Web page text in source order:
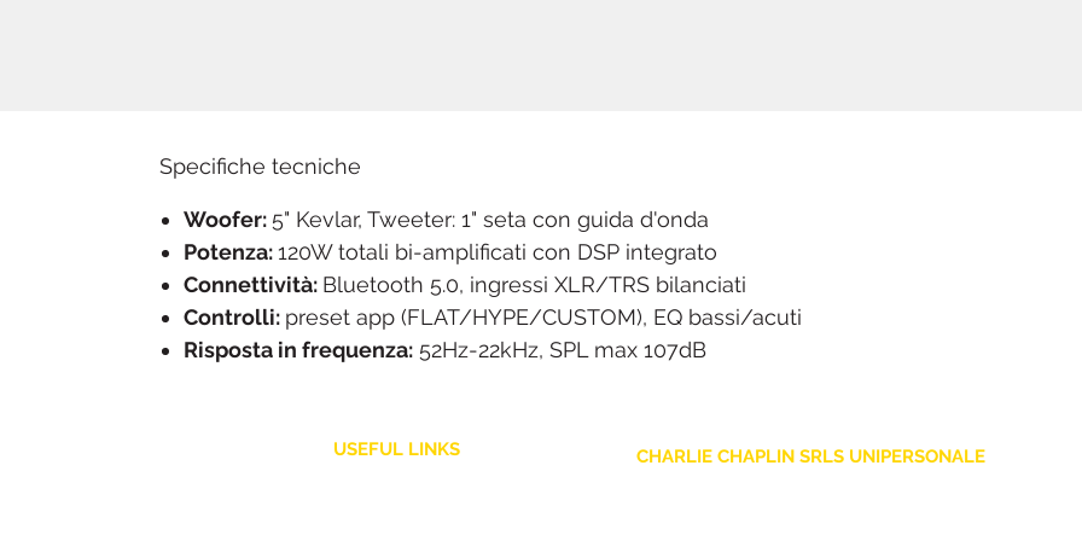
Specifiche tecniche
Woofer: 5" Kevlar, Tweeter: 1" seta con guida d'onda
Potenza: 120W totali bi-amplificati con DSP integrato
Connettività: Bluetooth 5.0, ingressi XLR/TRS bilanciati
Controlli: preset app (FLAT/HYPE/CUSTOM), EQ bassi/acuti
Risposta in frequenza: 52Hz-22kHz, SPL max 107dB
USEFUL LINKS CHARLIE CHAPLIN SRLS UNIPERSONALE